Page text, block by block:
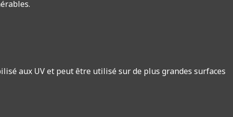
aux UV et peut être utilisé sur de plus grandes surfaces